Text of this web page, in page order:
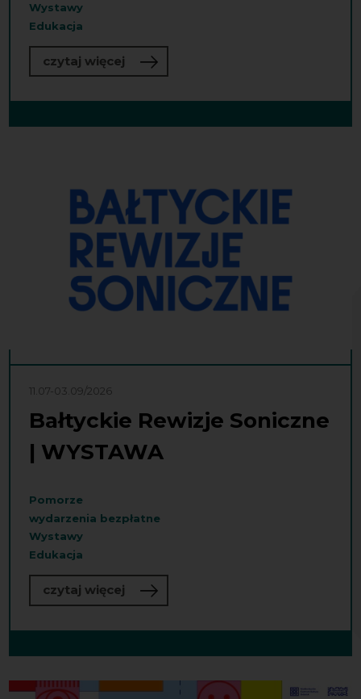
Wystawy
Edukacja
czytaj więcejo „Sonosfera”
11.07-03.09/2026
Bałtyckie Rewizje Soniczne
| WYSTAWA
Pomorze
wydarzenia bezpłatne
Wystawy
Edukacja
czytaj więcejo Bałtyckie Rewizje Soniczne |